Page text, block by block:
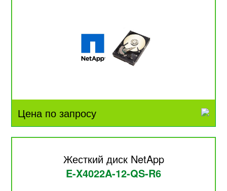
Цена по запросу
Жесткий диск NetApp
E-X4022A-12-QS-R6